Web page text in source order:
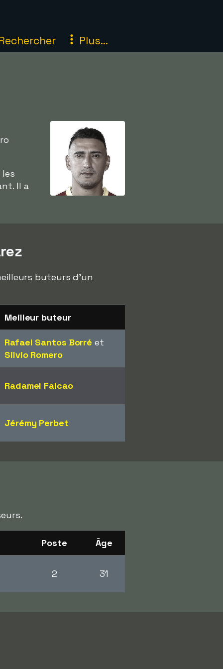
Plus...
les
Il a
buteurs d'un
Meilleur buteur
Rafael Santos Borré et
Silvio Romero
Radamel Falcao
Jérémy Perbet
Poste Âge
2 31